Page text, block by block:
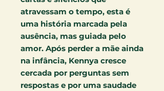
atravessam o tempo, esta é
uma história marcada pela
ausência, mas guiada pelo
amor. Após perder a mãe ainda
na infância, Kennya cresce
cercada por perguntas sem
respostas e por uma saudade